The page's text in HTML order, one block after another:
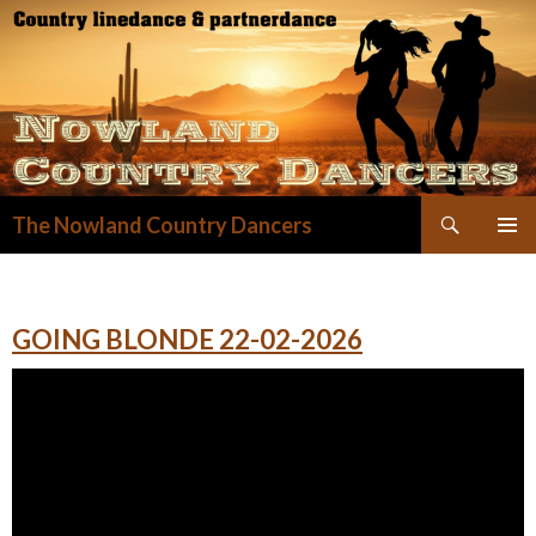
The Nowland Country Dancers
GOING BLONDE 22-02-2026